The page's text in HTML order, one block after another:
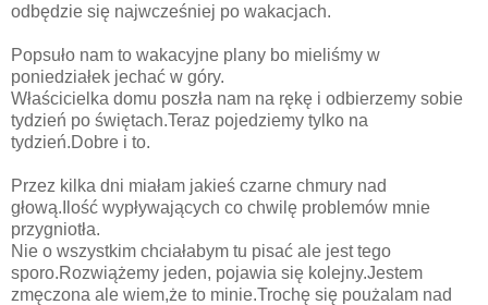
odbędzie się najwcześniej po wakacjach.
Popsuło nam to wakacyjne plany bo mieliśmy w
poniedziałek jechać w góry.
Właścicielka domu poszła nam na rękę i odbierzemy sobie
tydzień po świętach.Teraz pojedziemy tylko na
tydzień.Dobre i to.
Przez kilka dni miałam jakieś czarne chmury nad
głową.Ilość wypływających co chwilę problemów mnie
przygniotła.
Nie o wszystkim chciałabym tu pisać ale jest tego
sporo.Rozwiążemy jeden, pojawia się kolejny.Jestem
zmęczona ale wiem,że to minie.Trochę się poużalam nad